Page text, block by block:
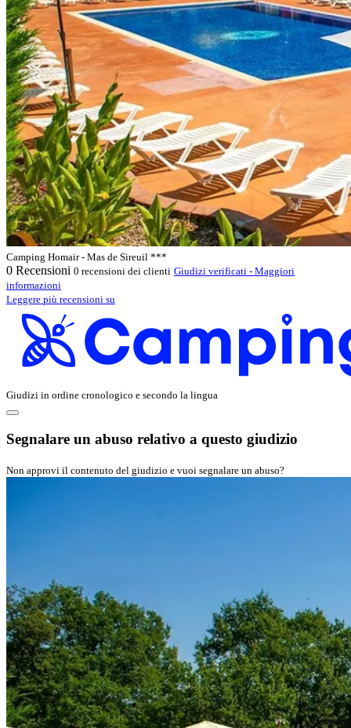
Camping Homair - Mas de Sireuil ***
0 Recensioni 0 recensioni dei clienti Giudizi verificati - Maggiori
informazioni
Leggere più recensioni su
Giudizi in ordine cronologico e secondo la lingua
Segnalare un abuso relativo a questo giudizio
Non approvi il contenuto del giudizio e vuoi segnalare un abuso?